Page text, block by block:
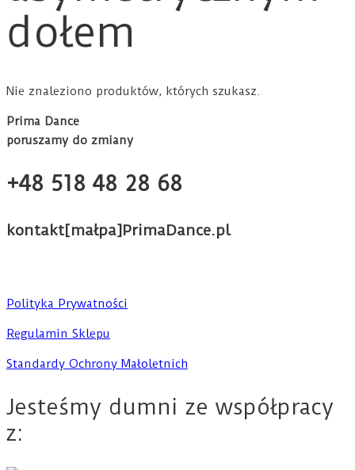
dołem
Nie znaleziono produktów, których szukasz.
Prima Dance
poruszamy do zmiany
+48 518 48 28 68
kontakt[małpa]PrimaDance.pl
Polityka Prywatności
Regulamin Sklepu
Standardy Ochrony Małoletnich
Jesteśmy dumni ze współpracy
z: